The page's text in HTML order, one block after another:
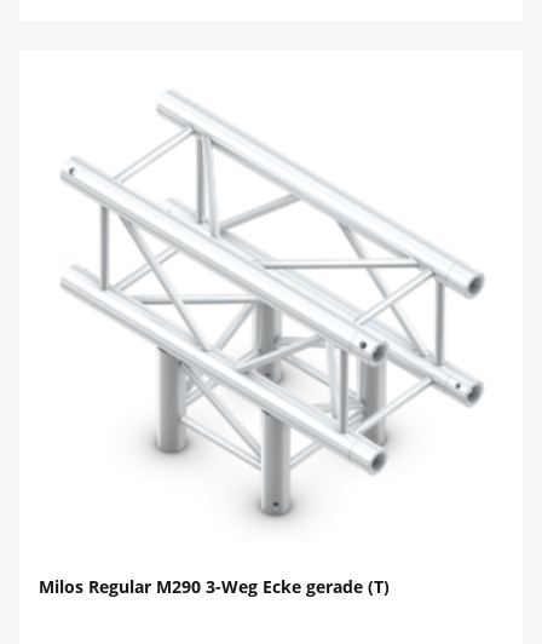
Milos Regular M290 3-Weg Ecke gerade (T)